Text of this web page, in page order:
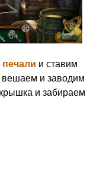
печали и ставим
вешаем и заводим
и забираем